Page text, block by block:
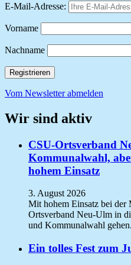
E-Mail-Adresse:
Vorname
Nachname
Vom Newsletter abmelden
Wir sind aktiv
CSU-Ortsverband
Kommunalwahl,
hohem Einsatz
3. August 2026
Mit hohem Einsatz bei
Ortsverband Neu-Ulm in
und Kommunalwahl
Ein tolles Fest zum